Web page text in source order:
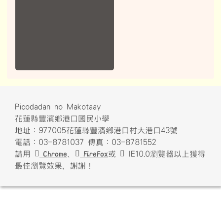
Picodadan no Makotaay
花蓮縣豐濱鄉港口國民小學
地址：977005花蓮縣豐濱鄉港口村大港口43號
電話：03-8781037 傳真：03-8781552
請用
Chrome、 FireFox或
IE10.0瀏覽器以上獲得
最佳瀏覽效果，謝謝！